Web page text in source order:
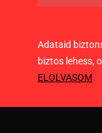
Adataid
biztos lehess,
ELOLVASOM